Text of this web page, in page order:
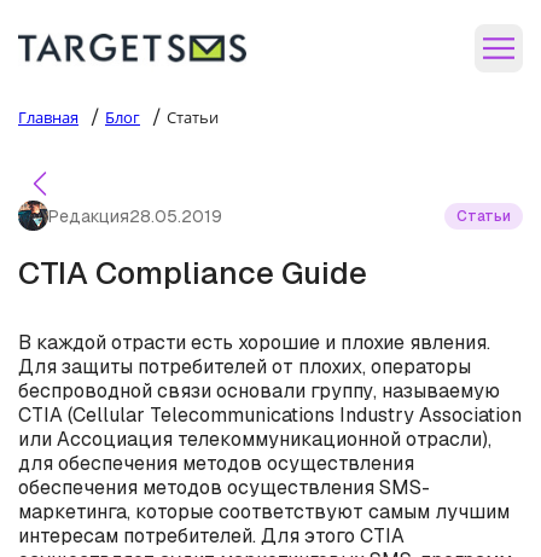
Главная / Блог / Статьи
Редакция28.05.2019 Статьи
CTIA Compliance Guide
В каждой отрасти есть хорошие и плохие явления.
Для защиты потребителей от плохих, операторы
беспроводной связи основали группу, называемую
CTIA (Cellular Telecommunications Industry Association
или Ассоциация телекоммуникационной отрасли),
для обеспечения методов осуществления
обеспечения методов осуществления SMS-
маркетинга, которые соответствуют самым лучшим
интересам потребителей. Для этого CTIA